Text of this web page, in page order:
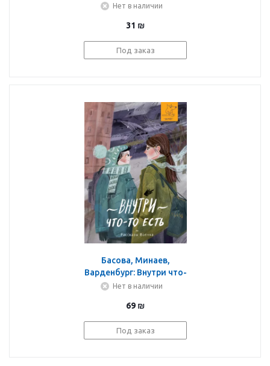
Нет в наличии
31 ₪
Под заказ
Басова, Минаев,
Варденбург: Внутри что-
то есть
Нет в наличии
69 ₪
Под заказ